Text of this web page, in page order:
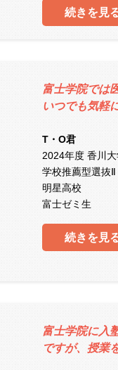
続きを見
富士学院では
いつでも気軽
T・O君
2024年度 香川
学校推薦型選抜Ⅱ
明星高校
富士ゼミ生
続きを見
富士学院に入
ですが、授業